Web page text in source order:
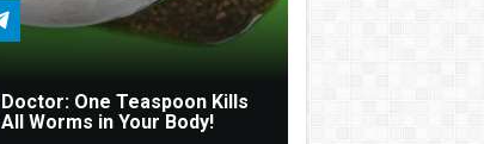
Doctor: One Teaspoon Kills
All Worms in Your Body!